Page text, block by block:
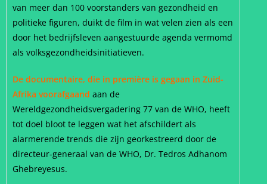
van meer dan 100 voorstanders van gezondheid en
politieke figuren, duikt de film in wat velen zien als een
door het bedrijfsleven aangestuurde agenda vermomd
als volksgezondheidsinitiatieven.
De documentaire, die in première is gegaan in Zuid-
Afrika voorafgaand aan de
Wereldgezondheidsvergadering 77 van de WHO, heeft
tot doel bloot te leggen wat het afschildert als
alarmerende trends die zijn georkestreerd door de
directeur-generaal van de WHO, Dr. Tedros Adhanom
Ghebreyesus.